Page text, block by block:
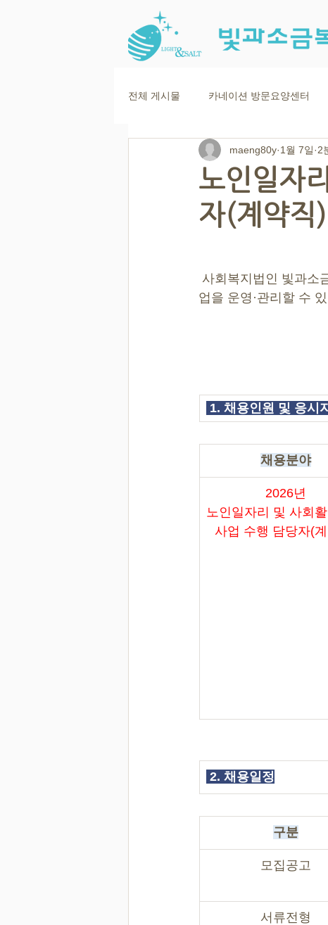
전체 게시물 카네이션 방문요양센터
노인일자
자(계약직
maeng80y 1월 7일 2
사회복지법인 빛과소
업을 운영·관리할 수
1. 채용인원 및 응시
채용분야
2026년
노인일자리 및 사회
사업 수행 담당자(
2. 채용일정
구분
모집공고
서류전형